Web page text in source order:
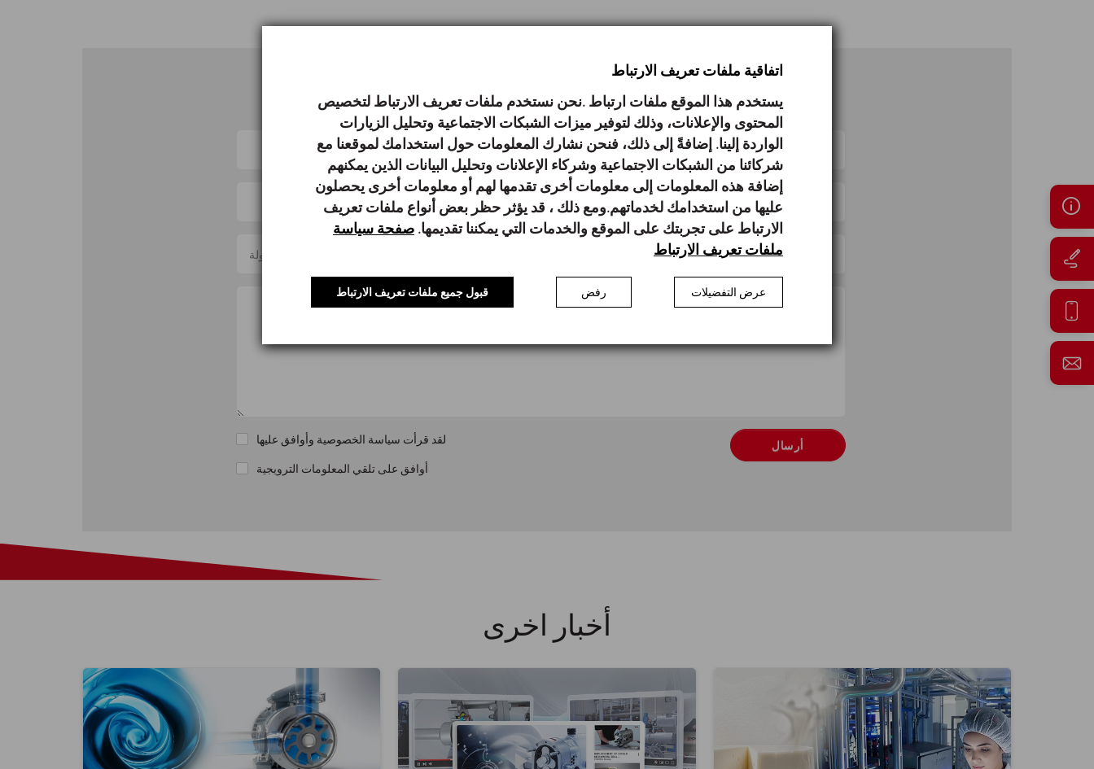
الأتصال
الدولة
لقد قرأت سياسة الخصوصية وأوافق عليها
أوافق على تلقي المعلومات الترويجية
أرسال
أخبار اخرى
اتفاقية ملفات تعريف الارتباط
يستخدم هذا الموقع ملفات ارتباط .نحن نستخدم ملفات تعريف الارتباط لتخصيص
المحتوى والإعلانات، وذلك لتوفير ميزات الشبكات الاجتماعية وتحليل الزيارات
الواردة إلينا. إضافةً إلى ذلك، فنحن نشارك المعلومات حول استخدامك لموقعنا مع
شركائنا من الشبكات الاجتماعية وشركاء الإعلانات وتحليل البيانات الذين يمكنهم
إضافة هذه المعلومات إلى معلومات أخرى تقدمها لهم أو معلومات أخرى يحصلون
عليها من استخدامك لخدماتهم.ومع ذلك ، قد يؤثر حظر بعض أنواع ملفات تعريف
الارتباط على تجربتك على الموقع والخدمات التي يمكننا تقديمها. صفحة سياسة
ملفات تعريف الارتباط
عرض التفضيلات رفض قبول جميع ملفات تعريف الارتباط